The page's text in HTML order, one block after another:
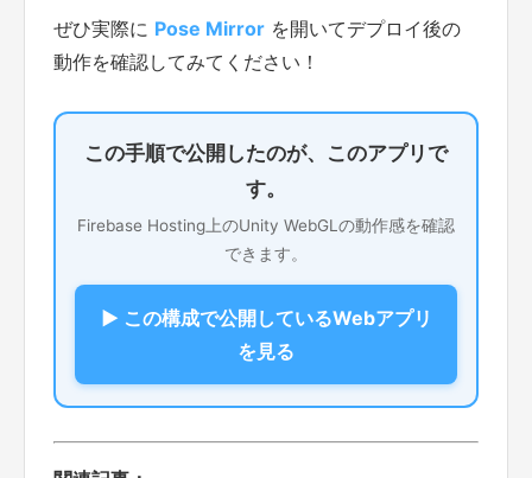
ぜひ実際に Pose Mirror を開いてデプロイ後の
動作を確認してみてください！
この手順で公開したのが、このアプリで
す。
Firebase Hosting上のUnity WebGLの動作感を確認
できます。
▶ この構成で公開しているWebアプリ
を見る